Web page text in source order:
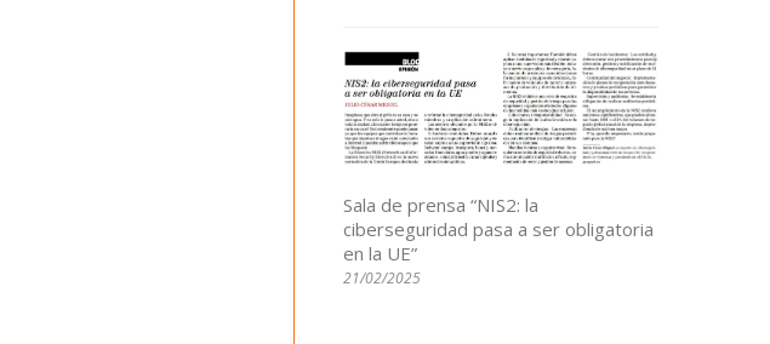
Sala de prensa “NIS2: la
ciberseguridad pasa a ser obligatoria
en la UE”
21/02/2025